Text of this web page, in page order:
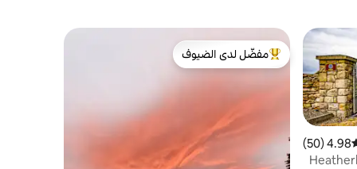
التقييم 4.98 من 5، 50 مراجعات
4.98 (50)
من أبرز البيوت المفضّلة لدى الضيوف
مفضّل لدى الضيوف